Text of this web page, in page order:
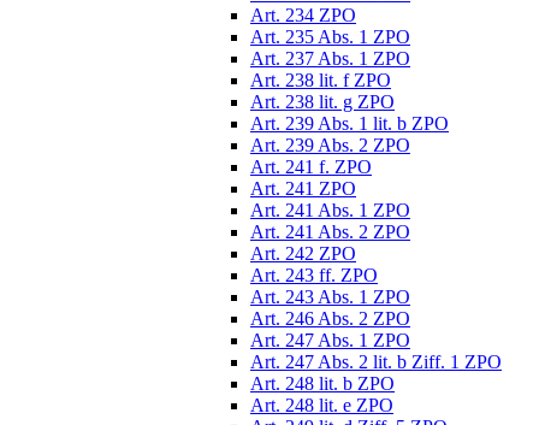
Art. 234 ZPO
Art. 235 Abs. 1 ZPO
Art. 237 Abs. 1 ZPO
Art. 238 lit. f ZPO
Art. 238 lit. g ZPO
Art. 239 Abs. 1 lit. b ZPO
Art. 239 Abs. 2 ZPO
Art. 241 f. ZPO
Art. 241 ZPO
Art. 241 Abs. 1 ZPO
Art. 241 Abs. 2 ZPO
Art. 242 ZPO
Art. 243 ff. ZPO
Art. 243 Abs. 1 ZPO
Art. 246 Abs. 2 ZPO
Art. 247 Abs. 1 ZPO
Art. 247 Abs. 2 lit. b Ziff. 1 ZPO
Art. 248 lit. b ZPO
Art. 248 lit. e ZPO